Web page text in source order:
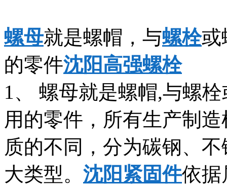
螺母就是螺帽，与螺栓或
的零件沈阳高强螺栓
1、 螺母就是螺帽,与螺
用的零件，所有生产制
质的不同，分为碳钢、
大类型。 沈阳紧固件依据